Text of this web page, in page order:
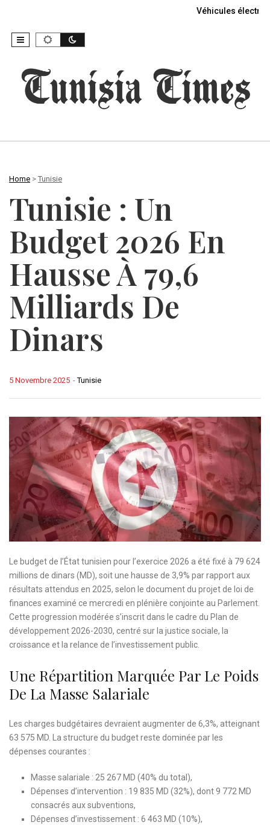
Véhicules
Home > Tunisie
Tunisie : Un
Budget 2026 En
Hausse À 79,6
Milliards De
Dinars
-Tunisie
5 Novembre 2025
Le budget de l’État tunisien pour l’exercice 2026 a été fixé à 79 624
millions de dinars (MD), soit une hausse de 3,9% par rapport aux
résultats attendus en 2025, selon le document du projet de loi de
finances examiné ce mercredi en plénière conjointe au Parlement.
Cette progression modérée s’inscrit dans le cadre du Plan de
développement 2026-2030, centré sur la justice sociale, la
croissance et la relance de l’investissement public.
Une Répartition Marquée Par Le Poids
De La Masse Salariale
Les charges budgétaires devraient augmenter de 6,3%, atteignant
63 575 MD. La structure du budget reste dominée par les
dépenses courantes :
Masse salariale : 25 267 MD (40% du total),
Dépenses d’intervention : 19 835 MD (32%), dont 9 772 MD
consacrés aux subventions,
Dépenses d’investissement : 6 463 MD (10%),